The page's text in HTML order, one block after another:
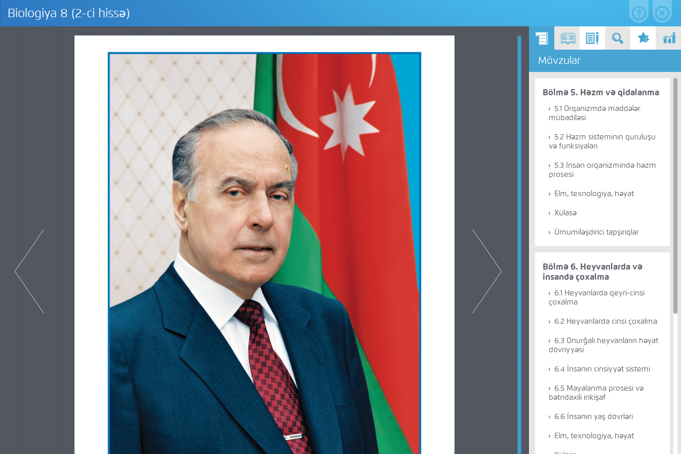
Biologiya 8 (2-ci hissə)
Mövzular
Bölmə 5. Həzm və qidalanma
5.1 Orqanizmdə maddələr
mübadiləsi
5.2 Həzm sisteminin quruluşu
və funksiyaları
5.3 İnsan orqanizmində həzm
prosesi
Elm, texnologiya, həyat
Xülasə
Ümumiləşdirici tapşırıqlar
Bölmə 6. Heyvanlarda və
insanda çoxalma
6.1 Heyvanlarda qeyri-cinsi
çoxalma
6.2 Heyvanlarda cinsi çoxalma
6.3 Onurğalı heyvanların həyat
dövriyyəsi
6.4 İnsanın cinsiyyət sistemi
6.5 Mayalanma prosesi və
bətndaxili inkişaf
6.6 İnsanın yaş dövrləri
Elm, texnologiya, həyat